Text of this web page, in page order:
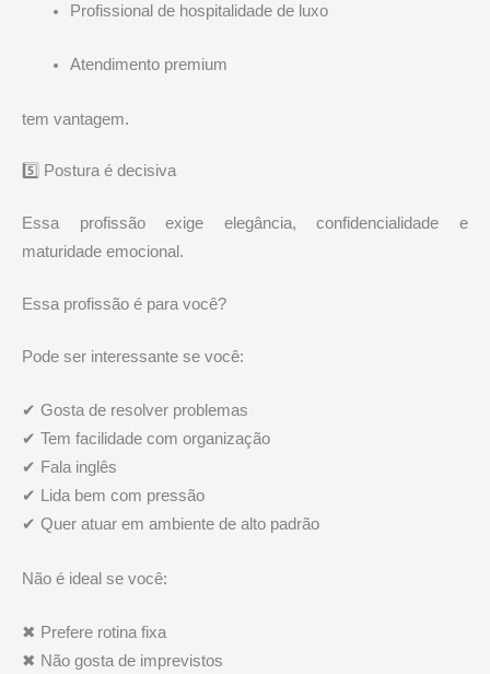
Profissional de hospitalidade de luxo
Atendimento premium
tem vantagem.
5️⃣ Postura é decisiva
Essa profissão exige elegância, confidencialidade e
maturidade emocional.
Essa profissão é para você?
Pode ser interessante se você:
✔ Gosta de resolver problemas
✔ Tem facilidade com organização
✔ Fala inglês
✔ Lida bem com pressão
✔ Quer atuar em ambiente de alto padrão
Não é ideal se você:
✖ Prefere rotina fixa
✖ Não gosta de imprevistos